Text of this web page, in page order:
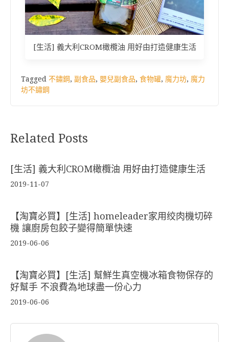
[生活] 義大利CROM橄欖油 用好由打造健康生活
Tagged 不鏽鋼, 副食品, 嬰兒副食品, 食物罐, 魔力坊, 魔力
坊不鏽鋼
Related Posts
[生活] 義大利CROM橄欖油 用好由打造健康生活
2019-11-07
【淘寶必買】[生活] homeleader家用绞肉機切碎
機 讓廚房包餃子變得簡單快速
2019-06-06
【淘寶必買】[生活] 幫鮮生真空機冰箱食物保存的
好幫手 不浪費為地球盡一份心力
2019-06-06